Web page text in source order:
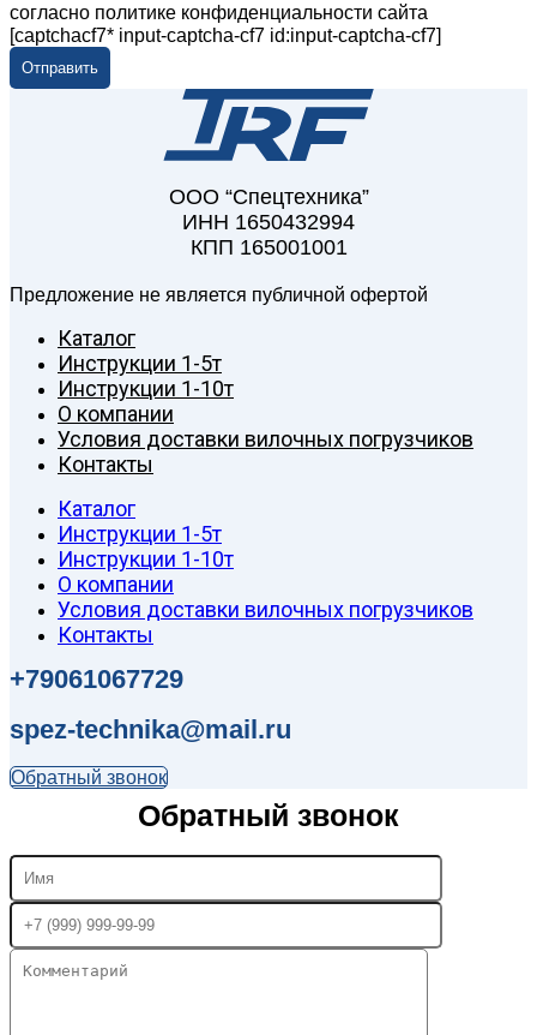
согласно политике конфиденциальности сайта
[captchacf7* input-captcha-cf7 id:input-captcha-cf7]
ООО “Спецтехника”
ИНН 1650432994
КПП 165001001
Предложение не является публичной офертой
Каталог
Инструкции 1-5т
Инструкции 1-10т
О компании
Условия доставки вилочных погрузчиков
Контакты
Каталог
Инструкции 1-5т
Инструкции 1-10т
О компании
Условия доставки вилочных погрузчиков
Контакты
+79061067729
spez-technika@mail.ru
Обратный звонок
Обратный звонок